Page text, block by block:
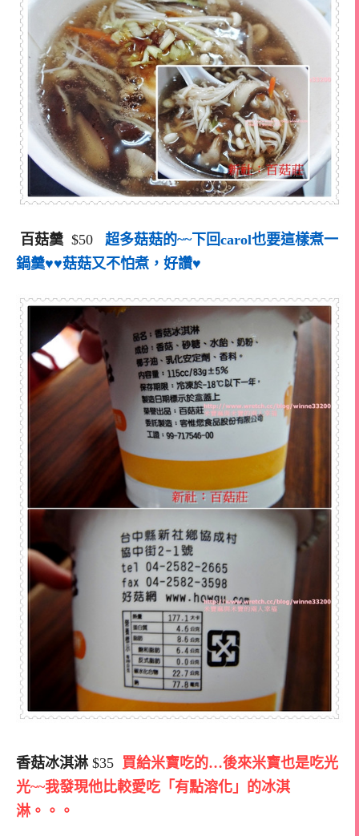
百菇羹 $50 超多菇菇的~~下回carol也要這樣煮一
鍋羹♥♥菇菇又不怕煮，好讚♥
香菇冰淇淋$35 買給米寶吃的…後來米寶也是吃光
光~~我發現他比較愛吃「有點溶化」的冰淇
淋。。。